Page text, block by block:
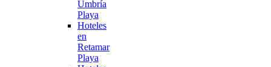
Umbría
Playa
Hoteles
en
Retamar
Playa